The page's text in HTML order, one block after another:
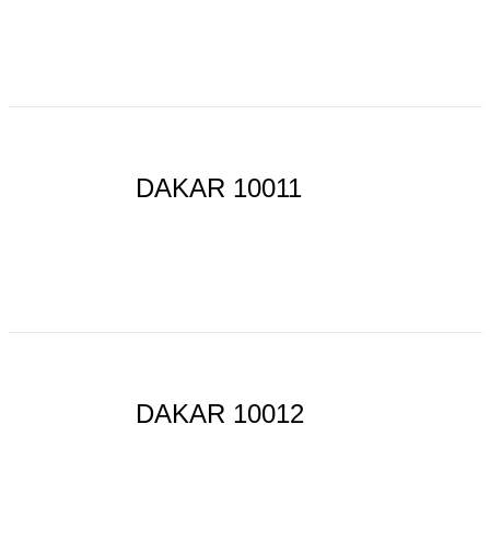
DAKAR 10011
DAKAR 10012